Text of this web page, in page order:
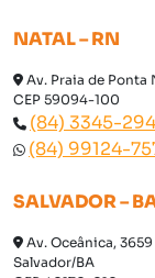
NATAL – RN
Av. Praia de Ponta
CEP 59094-100
(84) 3345-
(84) 99124-
SALVADOR –
Av. Oceânica,
Salvador/BA